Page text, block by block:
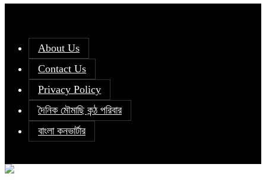
About Us
Contact Us
Privacy Policy
দৈনিক মৌমাছি কন্ঠ পরিবার
বাংলা কনভার্টার